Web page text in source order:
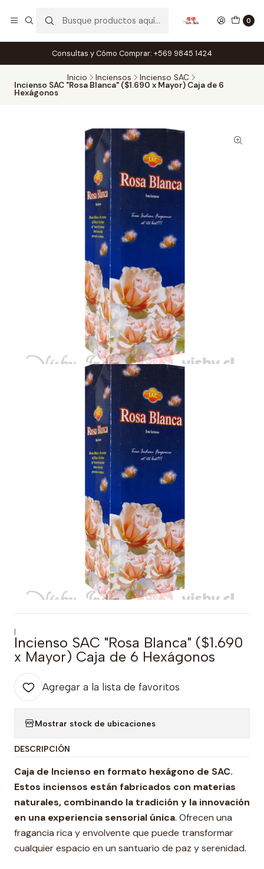
0
Consultas y Cómo Comprar: +569 9845 1424
Inicio Inciensos Incienso SAC
Incienso SAC "Rosa Blanca" ($1.690 x Mayor) Caja de 6
Hexágonos
|
Incienso SAC "Rosa Blanca" ($1.690
x Mayor) Caja de 6 Hexágonos
Agregar a la lista de favoritos
Mostrar stock de ubicaciones
DESCRIPCIÓN
Caja de Incienso en formato hexágono de SAC.
Estos inciensos están fabricados con materias
naturales, combinando la tradición y la innovación
en una experiencia sensorial única. Ofrecen una
fragancia rica y envolvente que puede transformar
cualquier espacio en un santuario de paz y serenidad.